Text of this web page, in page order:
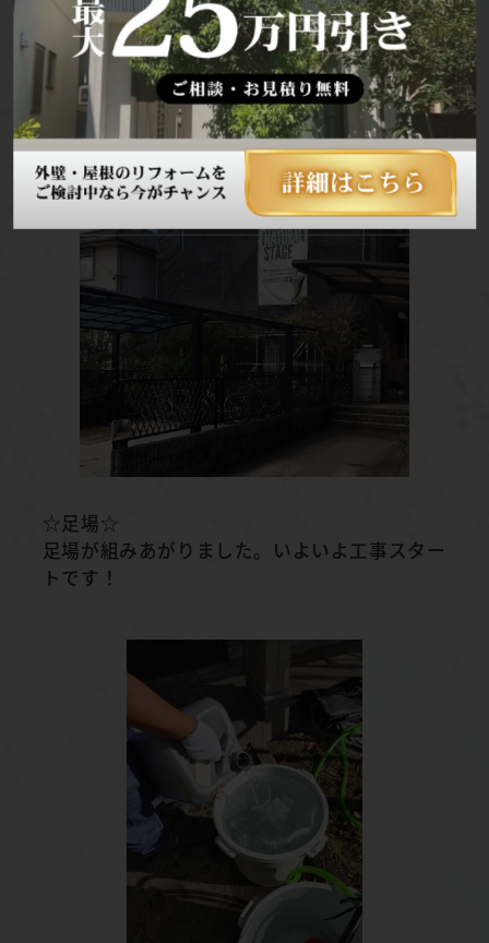
施工の流れ
☆足場☆
足場が組みあがりました。いよいよ工事スター
トです！